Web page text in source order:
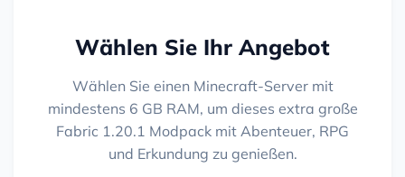
Wählen Sie Ihr Angebot
Wählen Sie einen Minecraft-Server mit
mindestens 6 GB RAM, um dieses extra große
Fabric 1.20.1 Modpack mit Abenteuer, RPG
und Erkundung zu genießen.